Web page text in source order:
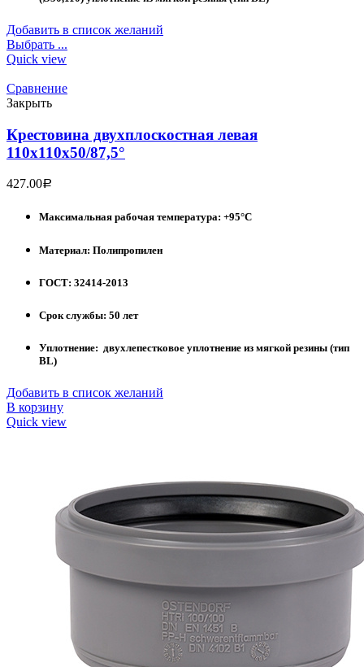
Добавить в список желаний
Выбрать ...
Quick view
Сравнение
Закрыть
Крестовина двухплоскостная левая
110х110х50/87,5°
427.00Р
Максимальная рабочая температура: +95°С
Материал: Полипропилен
ГОСТ: 32414-2013
Срок службы: 50 лет
Уплотнение: двухлепестковое уплотнение из мягкой резины (тип
BL)
Добавить в список желаний
В корзину
Quick view